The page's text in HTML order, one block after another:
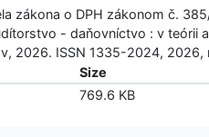
zákona o DPH zákonom č.
- daňovníctvo : v teórii
2026. ISSN 1335-2024,
Size
769.6 KB